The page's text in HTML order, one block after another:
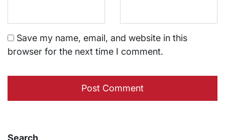
Save my name, email, and website in this
browser for the next time I comment.
Search